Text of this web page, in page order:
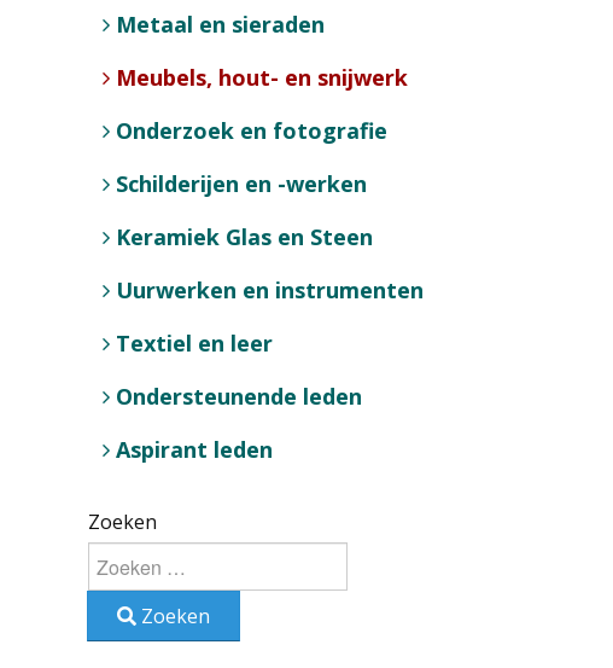
Metaal en sieraden
Meubels, hout- en snijwerk
Onderzoek en fotografie
Schilderijen en -werken
Keramiek Glas en Steen
Uurwerken en instrumenten
Textiel en leer
Ondersteunende leden
Aspirant leden
Zoeken
Zoeken